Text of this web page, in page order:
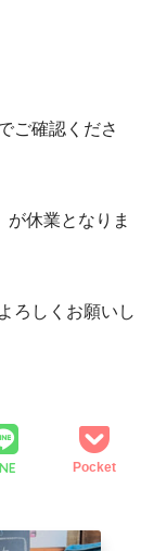
ご確認くださ
休業となりま
ろしくお願いし
Pocket